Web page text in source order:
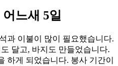
느새 5일
과 이불이 많이 필요했습니다.
달고, 바지도 만들었습니다.
하게 되었습니다. 봉사 기간이